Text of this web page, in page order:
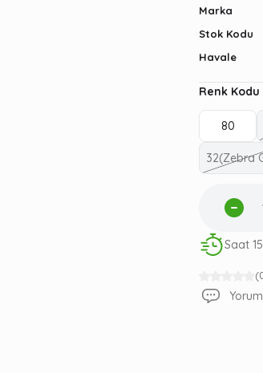
Marka
Stok Kodu
Havale
Renk Kodu
80
32(Zebra
Saat